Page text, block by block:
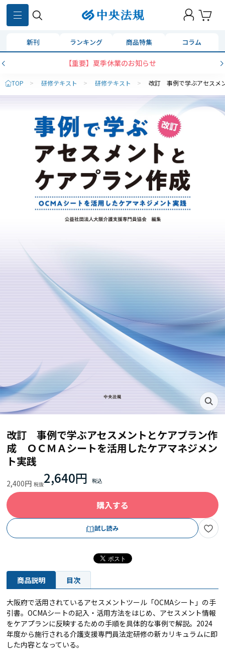
新刊 ランキング 商品特集 コラム
【重要】夏季休業のお知らせ
TOP > 研修テキスト > 研修テキスト > 改訂 事例で学ぶアセスメ
改訂 事例で学ぶアセスメントとケアプラン作
成 ＯＣＭＡシートを活用したケアマネジメン
ト実践
2,400円 2,640円
購入する
試し読み
商品説明 目次
大阪府で活用されているアセスメントツール「OCMAシート」の手
引書。OCMAシートの記入・活用方法をはじめ、アセスメント情報
をケアプランに反映するための手順を具体的な事例で解説。2024
年度から施行される介護支援専門員法定研修の新カリキュラムに即
した内容となっている。